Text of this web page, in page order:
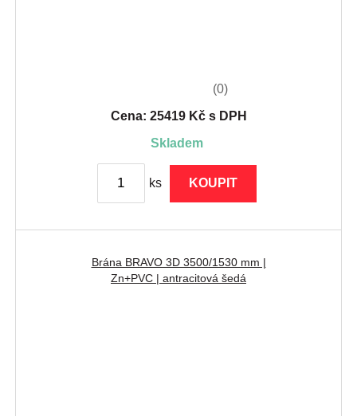
(0)
Cena: 25419 Kč s DPH
skladem
ks KOUPIT
Brána BRAVO 3D 3500/1530 mm |
Zn+PVC | antracitová šedá